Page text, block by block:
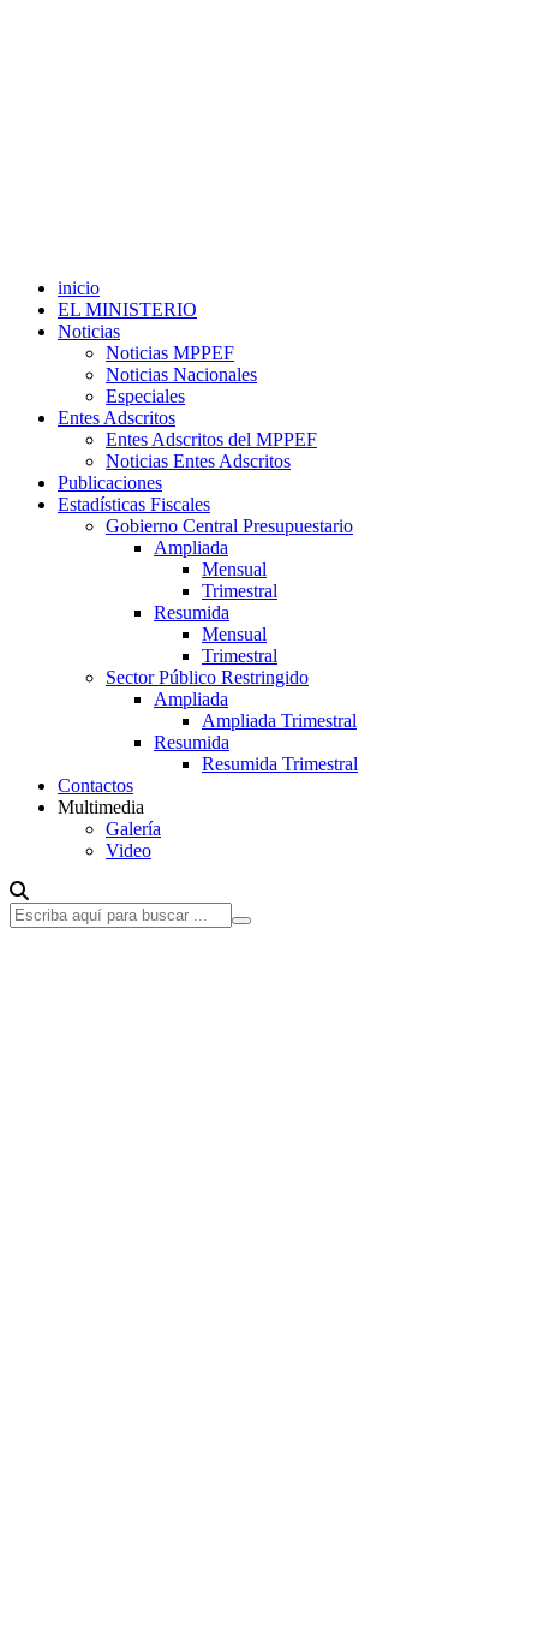
inicio
EL MINISTERIO
Noticias
Noticias MPPEF
Noticias Nacionales
Especiales
Entes Adscritos
Entes Adscritos del MPPEF
Noticias Entes Adscritos
Publicaciones
Estadísticas Fiscales
Gobierno Central Presupuestario
Ampliada
Mensual
Trimestral
Resumida
Mensual
Trimestral
Sector Público Restringido
Ampliada
Ampliada Trimestral
Resumida
Resumida Trimestral
Contactos
Multimedia
Galería
Video